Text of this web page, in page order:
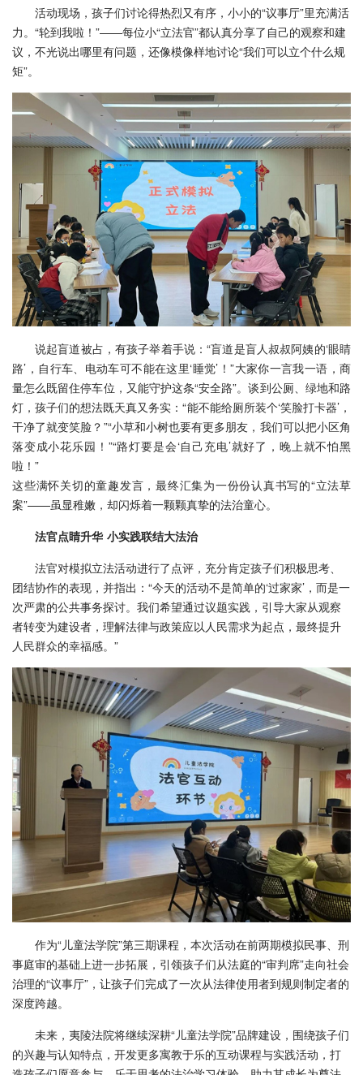
活动现场，孩子们讨论得热烈又有序，小小的“议事厅”里充满活
力。“轮到我啦！”——每位小“立法官”都认真分享了自己的观察和建
议，不光说出哪里有问题，还像模像样地讨论“我们可以立个什么规
矩”。
说起盲道被占，有孩子举着手说：“盲道是盲人叔叔阿姨的‘眼睛
路’，自行车、电动车可不能在这里‘睡觉’！”大家你一言我一语，商
量怎么既留住停车位，又能守护这条“安全路”。谈到公厕、绿地和路
灯，孩子们的想法既天真又务实：“能不能给厕所装个‘笑脸打卡器’，
干净了就变笑脸？”“小草和小树也要有更多朋友，我们可以把小区角
落变成小花乐园！”“路灯要是会‘自己充电’就好了，晚上就不怕黑
啦！”
这些满怀关切的童趣发言，最终汇集为一份份认真书写的“立法草
案”——虽显稚嫩，却闪烁着一颗颗真挚的法治童心。
法官点睛升华 小实践联结大法治
法官对模拟立法活动进行了点评，充分肯定孩子们积极思考、
团结协作的表现，并指出：“今天的活动不是简单的‘过家家’，而是一
次严肃的公共事务探讨。我们希望通过议题实践，引导大家从观察
者转变为建设者，理解法律与政策应以人民需求为起点，最终提升
人民群众的幸福感。”
作为“儿童法学院”第三期课程，本次活动在前两期模拟民事、刑
事庭审的基础上进一步拓展，引领孩子们从法庭的“审判席”走向社会
治理的“议事厅”，让孩子们完成了一次从法律使用者到规则制定者的
深度跨越。
未来，夷陵法院将继续深耕“儿童法学院”品牌建设，围绕孩子们
的兴趣与认知特点，开发更多寓教于乐的互动课程与实践活动，打